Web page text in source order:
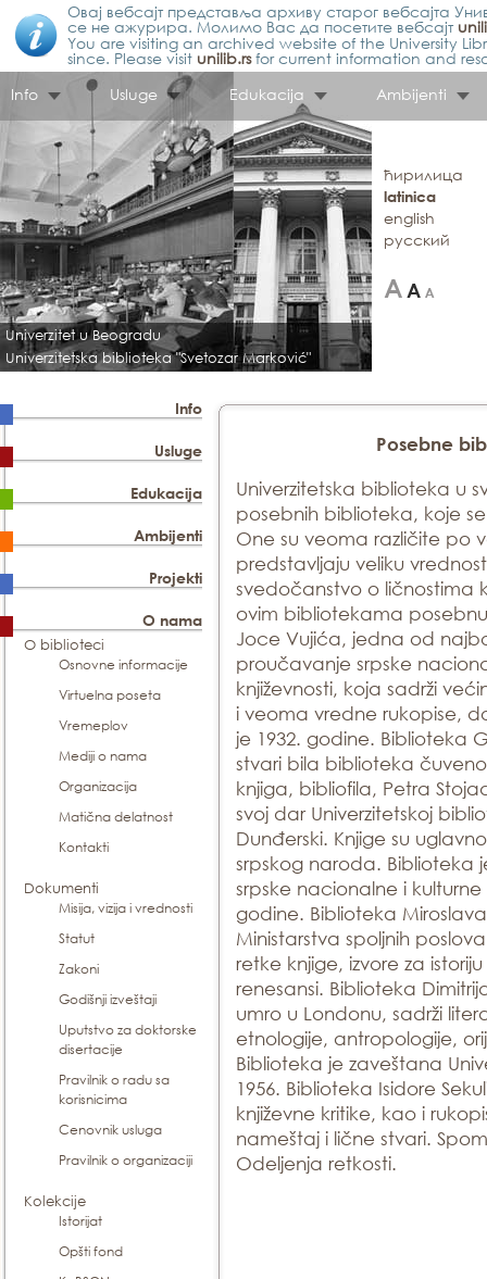
Овај вебсајт представља архиву старог вебсајта
се не ажурира. Молимо Вас да посетите вебсајт
You are visiting an archived website of the University
since. Please visit unilib.rsfor current information and
Info
Usluge Edukacija Ambijenti
Univerzitet u Beogradu
Univerzitetska biblioteka "Svetozar Marković"
ћирилица
latinica
english
русский
Info
Usluge
Edukacija
Ambijenti
Projekti
O nama
O biblioteci
Osnovne informacije
Virtuelna poseta
Vremeplov
Mediji o nama
Organizacija
Matična delatnost
Kontakti
Dokumenti
Misija, vizija i vrednosti
Statut
Zakoni
Godišnji izveštaji
Uputstvo za doktorske
disertacije
Pravilnik o radu sa
korisnicima
Cenovnik usluga
Pravilnik o organizaciji
Kolekcije
Istorijat
Opšti fond
Posebne
Univerzitetska biblioteka u
posebnih biblioteka, koje
One su veoma različite po
predstavljaju veliku
svedočanstvo o ličnostima
ovim bibliotekama
Joce Vujića, jedna od
proučavanje srpske
književnosti, koja sadrži
i veoma vredne rukopise,
je 1932. godine. Biblioteka
stvari bila biblioteka
knjiga, bibliofila, Petra
svoj dar Univerzitetskoj
Dunđerski. Knjige su
srpskog naroda. Biblioteka
srpske nacionalne i kulturne
godine. Biblioteka
Ministarstva spoljnih
retke knjige, izvore za
renesansi. Biblioteka
umro u Londonu, sadrži
etnologije, antropologije,
Biblioteka je zaveštana
1956. Biblioteka Isidore
književne kritike, kao i
nameštaj i lične stvari.
Odeljenja retkosti.